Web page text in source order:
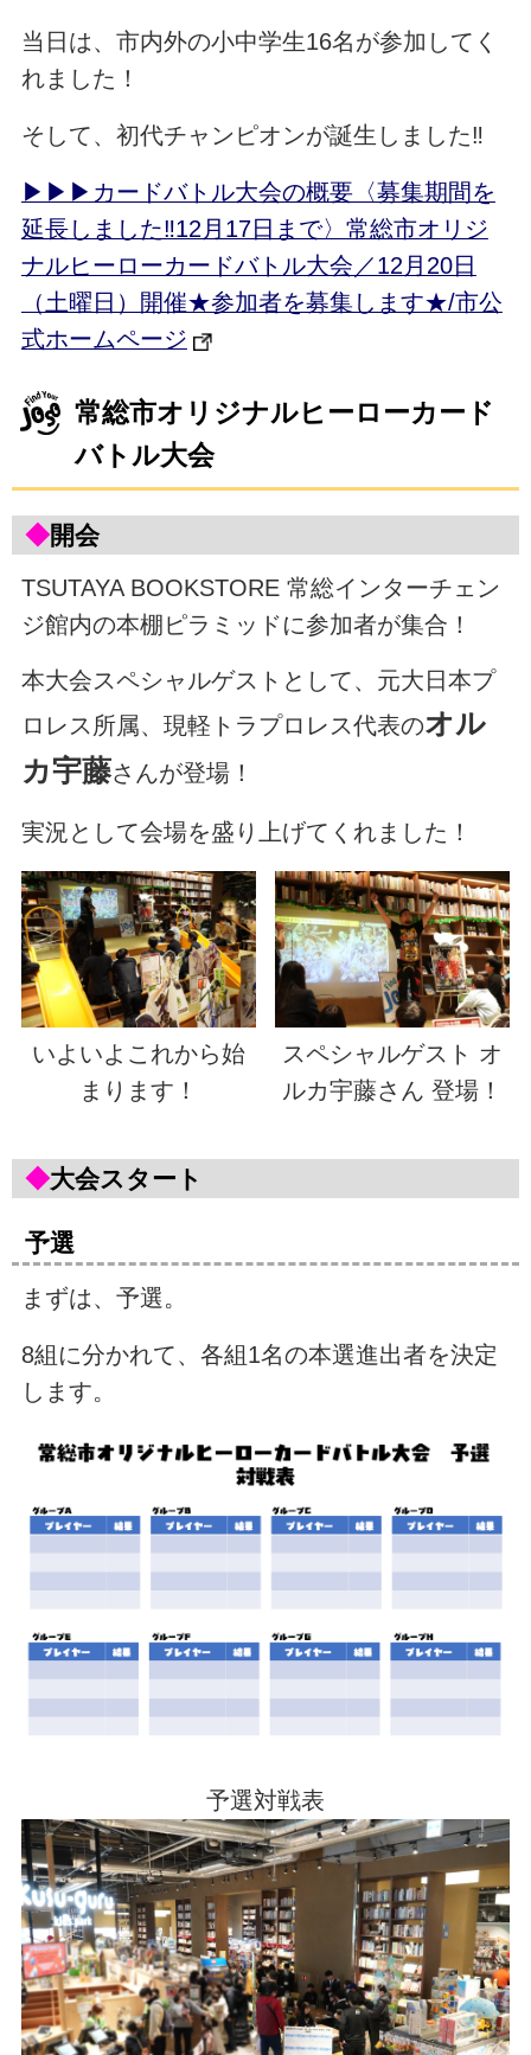
当日は、市内外の小中学生16名が参加してく
れました！
そして、初代チャンピオンが誕生しました‼
▶▶▶カードバトル大会の概要〈募集期間を
延長しました‼12月17日まで〉常総市オリジ
ナルヒーローカードバトル大会／12月20日
（土曜日）開催★参加者を募集します★/市公
式ホームページ
常総市オリジナルヒーローカード
バトル大会
◆開会
TSUTAYA BOOKSTORE 常総インターチェン
ジ館内の本棚ピラミッドに参加者が集合！
本大会スペシャルゲストとして、元大日本プ
ロレス所属、現軽トラプロレス代表のオル
カ宇藤さんが登場！
実況として会場を盛り上げてくれました！
いよいよこれから始
まります！
スペシャルゲスト オ
ルカ宇藤さん 登場！
◆大会スタート
予選
まずは、予選。
8組に分かれて、各組1名の本選進出者を決定
します。
予選対戦表